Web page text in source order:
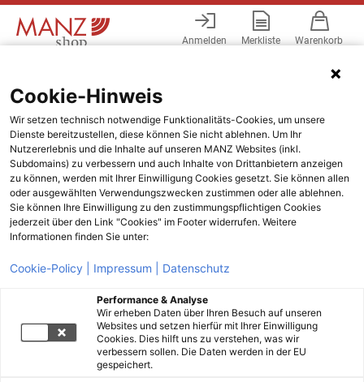
Anmelden Merkliste Warenkorb
Cookie-Hinweis
Wir setzen technisch notwendige Funktionalitäts-Cookies, um unsere
Dienste bereitzustellen, diese können Sie nicht ablehnen. Um Ihr
Nutzererlebnis und die Inhalte auf unseren MANZ Websites (inkl.
Subdomains) zu verbessern und auch Inhalte von Drittanbietern anzeigen
zu können, werden mit Ihrer Einwilligung Cookies gesetzt. Sie können allen
oder ausgewählten Verwendungszwecken zustimmen oder alle ablehnen.
Sie können Ihre Einwilligung zu den zustimmungspflichtigen Cookies
jederzeit über den Link "Cookies" im Footer widerrufen. Weitere
Informationen finden Sie unter:
Cookie-Policy | Impressum | Datenschutz
Performance & Analyse
Wir erheben Daten über Ihren Besuch auf unseren
Websites und setzen hierfür mit Ihrer Einwilligung
Cookies. Dies hilft uns zu verstehen, was wir
verbessern sollen. Die Daten werden in der EU
gespeichert.